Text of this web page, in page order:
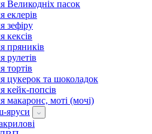
Великодніх пасок
еклерів
зефіру
кексів
пряників
рулетів
тортів
цукерок та шоколадок
кейк-попсів
макаронс, моті (мочі)
яруси